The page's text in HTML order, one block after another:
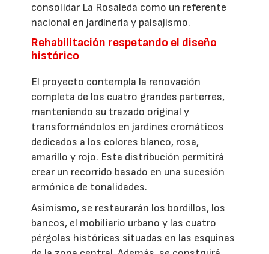
consolidar La Rosaleda como un referente
nacional en jardinería y paisajismo.
Rehabilitación respetando el diseño
histórico
El proyecto contempla la renovación
completa de los cuatro grandes parterres,
manteniendo su trazado original y
transformándolos en jardines cromáticos
dedicados a los colores blanco, rosa,
amarillo y rojo. Esta distribución permitirá
crear un recorrido basado en una sucesión
armónica de tonalidades.
Asimismo, se restaurarán los bordillos, los
bancos, el mobiliario urbano y las cuatro
pérgolas históricas situadas en las esquinas